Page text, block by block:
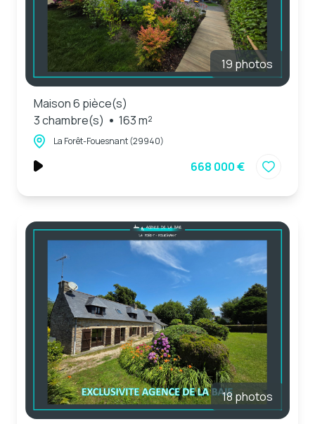
19 photos
Maison 6 pièce(s)
3 chambre(s)
163 m²
La Forêt-Fouesnant (29940)
668 000 €
18 photos